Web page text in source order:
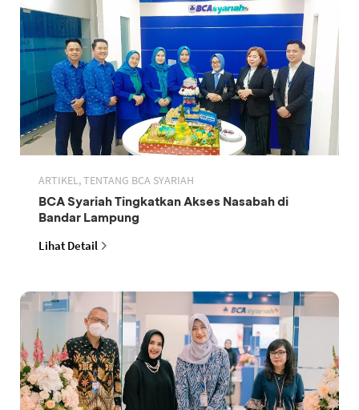
ARTIKEL, TENTANG BCA SYARIAH
BCA Syariah Tingkatkan Akses Nasabah di
Bandar Lampung
Lihat Detail